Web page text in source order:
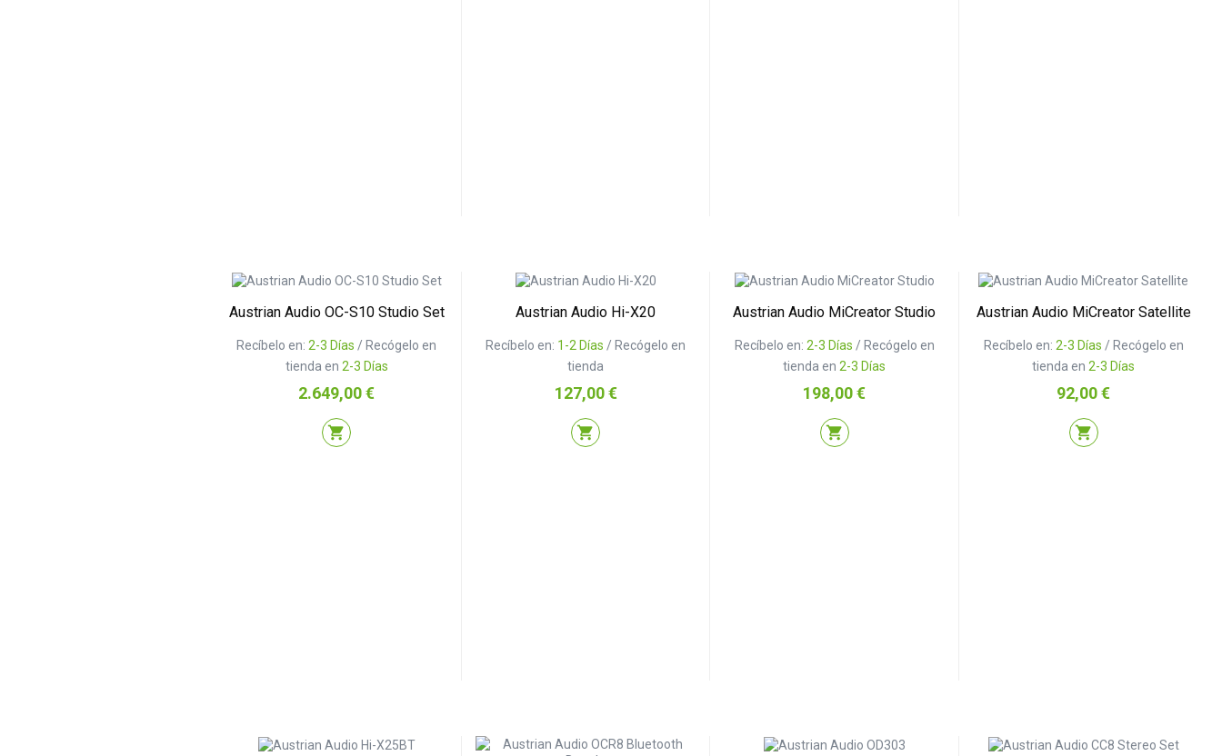
Austrian Audio OC-S10 Studio Set
Recíbelo en:2-3 Días / Recógelo en
tienda en 2-3 Días
Precio
2.649,00 €
shopping_cart
Austrian Audio Hi-X20
Recíbelo en: 1-2 Días / Recógelo en
tienda
Precio
127,00 €
shopping_cart
Austrian Audio MiCreator Studio
Recíbelo en: 2-3 Días / Recógelo en
tienda en2-3 Días
Precio
198,00 €
shopping_cart
Austrian Audio MiCreator Satellite
Recíbelo en: 2-3 Días / Recógelo en
tienda en2-3 Días
Precio
92,00 €
shopping_cart